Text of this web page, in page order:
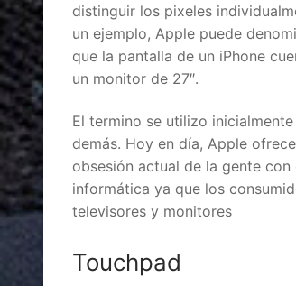
distinguir los pixeles
un ejemplo, Apple puede
que la pantalla de un iPhone
un monitor de 27″.
El termino se utilizo
demás. Hoy en día, Apple
obsesión actual de la gente
informática ya que los
televisores y monitores
Touchpad